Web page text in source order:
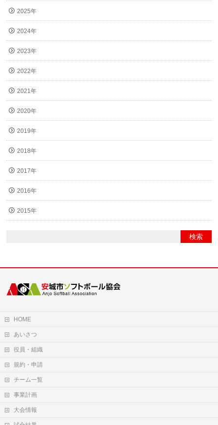
2025年
2024年
2023年
2022年
2021年
2020年
2019年
2018年
2017年
2016年
2015年
HOME
あいさつ
役員・組織
規約・申請
チーム一覧
事業計画
大会情報